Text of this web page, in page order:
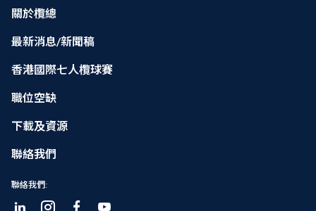
關於欖總
最新消息/新聞稿
香港國際七人欖球賽
職位空缺
下載及資源
聯絡我們
聯絡我們: